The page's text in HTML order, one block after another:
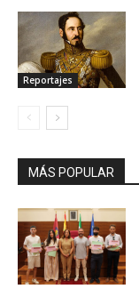
Reportajes
MÁS POPULAR